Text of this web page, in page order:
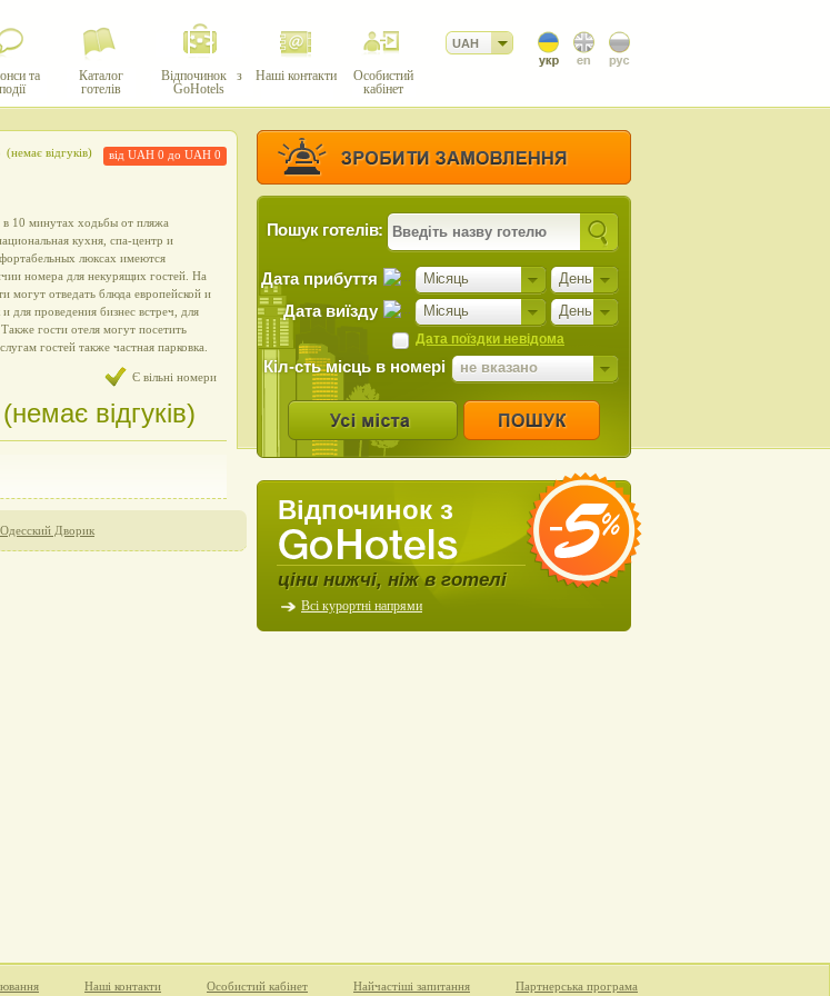
та
події
Каталог
готелів
Відпочинок з
GoHotels
Наші контакти
Особистий
кабінет
UAH
(немає відгуків) від UAH 0 до UAH 0
10 минутах ходьбы от пляжа
кухня, спа-центр и
люксах имеются
номера для некурящих гостей. На
могут отведать блюда европейской и
для проведения бизнес встреч, для
гости отеля могут посетить
гостей также частная парковка.
Є вільні номери
відгуків)
Дворик
Пошук готелів:
Місяць День
Дата прибуття
Місяць День
Дата виїзду
Дата поїздки невідома
Кіл-сть місць в номері не вказано
Відпочинок з
ціни нижчі, ніж в готелі
Всі курортні напрями
Наші контакти Особистий кабінет Найчастіші запитання Партнерська програма